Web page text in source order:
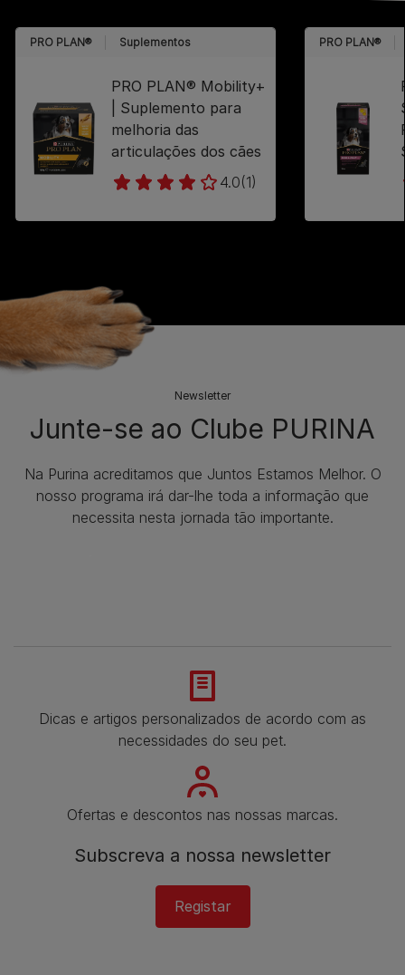
PRO PLAN® Suplementos
PRO PLAN® Mobility+
| Suplemento para
melhoria das
articulações dos cães
4.0(1)
PRO PLAN®
Newsletter
Junte-se ao Clube PURINA
Na Purina acreditamos que Juntos Estamos Melhor. O
nosso programa irá dar-lhe toda a informação que
necessita nesta jornada tão importante.
Dicas e artigos personalizados de acordo com as
necessidades do seu pet.
Ofertas e descontos nas nossas marcas.
Subscreva a nossa newsletter​
Registar